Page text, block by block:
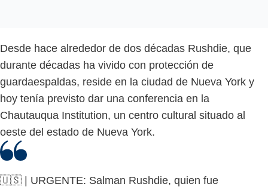
Desde hace alrededor de dos décadas Rushdie, que
durante décadas ha vivido con protección de
guardaespaldas, reside en la ciudad de Nueva York y
hoy tenía previsto dar una conferencia en la
Chautauqua Institution, un centro cultural situado al
oeste del estado de Nueva York.
🇺🇸 | URGENTE: Salman Rushdie, quien fue